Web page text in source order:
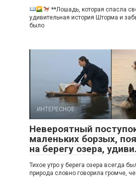
**Лошадь, которая спасла
удивительная история Шторма и
было
ИНТЕРЕСНОЕ
Невероятный
маленьких борзых,
на берегу озера,
Тихое утро у берега озера всегда
природа словно говорила громче,